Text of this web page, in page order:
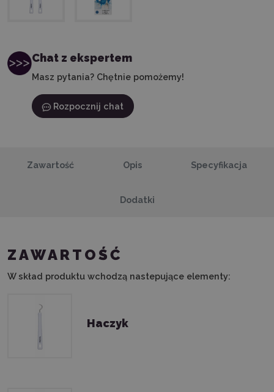
Chat z ekspertem
Masz pytania? Chętnie pomożemy!
Rozpocznij chat
Zawartość Opis Specyfikacja
Dodatki
ZAWARTOŚĆ
W skład produktu wchodzą nastepujące elementy:
Haczyk